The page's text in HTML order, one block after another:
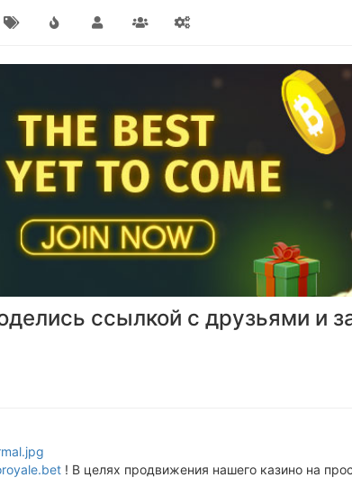
ссылкой с друзьями и
! В целях продвижения нашего казино на